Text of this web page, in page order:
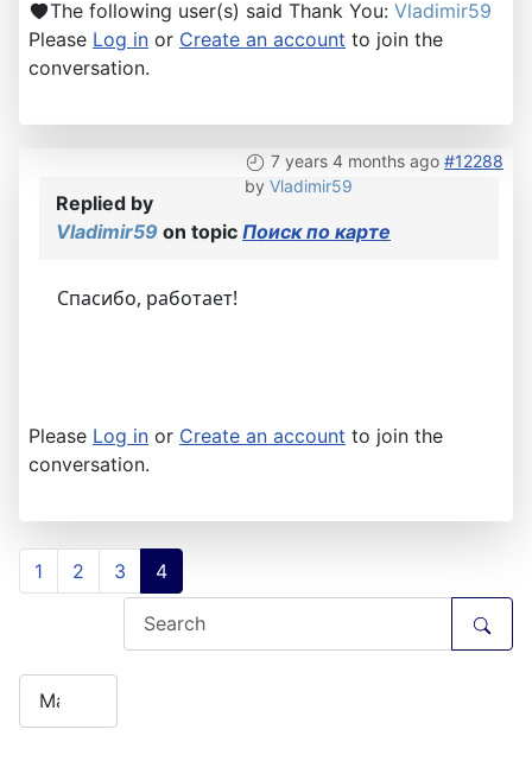
The following user(s) said Thank You: Vladimir59
Please Log in or Create an account to join the
conversation.
7 years 4 months ago #12288
by Vladimir59
Replied by
Vladimir59 on topic Поиск по карте
Спасибо, работает!
Please Log in or Create an account to join the
conversation.
1 2 3 4